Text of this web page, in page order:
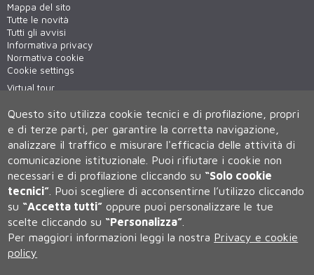
Mappa del sito
Tutte le novità
Tutti gli avvisi
Informativa privacy
Normativa cookie
Cookie settings
Virtual tour
Università degli Studi di Siena
Rettorato, via Banchi di Sotto 55, 53100 Siena ITALIA
P.IVA 00273530527 | C.F. 80002070524 | Caselle Pec: Posta
Elettronica Certificata
Questo sito utilizza cookie tecnici e di profilazione, propri
e di terze parti, per garantire la corretta navigazione,
analizzare il traffico e misurare l'efficacia delle attività di
comunicazione istituzionale. Puoi rifiutare i cookie non
necessari e di profilazione cliccando su “Solo cookie
tecnici” Puoi scegliere di acconsentirne l’utilizzo cliccando
su “Accetta tutti” oppure puoi personalizzare le tue
scelte cliccando su “Personalizza”
Per maggiori informazioni leggi la nostra Privacy e cookie
policy